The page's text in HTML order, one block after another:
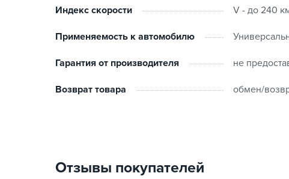
Индекс скорости V - до 240
Применяемость к автомобилю
Гарантия от производителя не
Возврат товара обмен/
Отзывы покупателей